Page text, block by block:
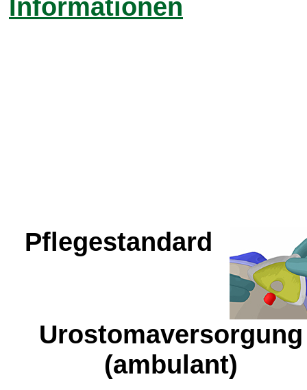
Informationen
Pflegestandard
Urostomaversorgung
(ambulant)